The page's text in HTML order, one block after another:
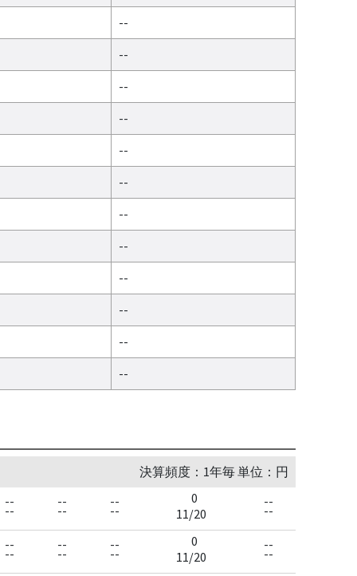
--
--
--
--
--
--
--
--
--
--
--
--
決算頻度：1年毎 単位：円
--
--
--
--
--
--
0
11/20
--
--
--
--
--
--
--
--
0
11/20
--
--